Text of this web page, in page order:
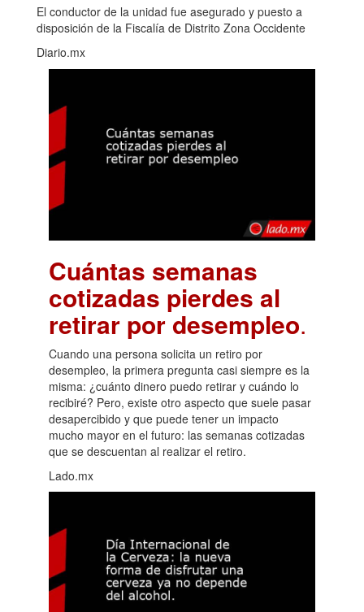
El conductor de la unidad fue asegurado y puesto a
disposición de la Fiscalía de Distrito Zona Occidente
Diario.mx
Cuántas semanas
cotizadas pierdes al
retirar por desempleo.
Cuando una persona solicita un retiro por
desempleo, la primera pregunta casi siempre es la
misma: ¿cuánto dinero puedo retirar y cuándo lo
recibiré? Pero, existe otro aspecto que suele pasar
desapercibido y que puede tener un impacto
mucho mayor en el futuro: las semanas cotizadas
que se descuentan al realizar el retiro.
Lado.mx